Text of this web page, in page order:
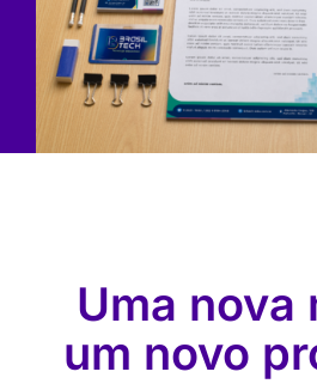
Uma nova
um novo